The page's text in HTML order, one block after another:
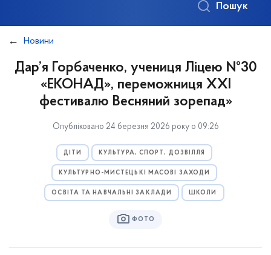
Пошук
Новини
Дар’я Горбаченко, учениця Ліцею №30
«ЕКОНАД», переможниця XXI
фестивалю Весняний зорепад»
Опубліковано 24 березня 2026 року о 09:26
ДІТИ КУЛЬТУРА, СПОРТ, ДОЗВІЛЛЯ
КУЛЬТУРНО-МИСТЕЦЬКІ МАСОВІ ЗАХОДИ
ОСВІТА ТА НАВЧАЛЬНІ ЗАКЛАДИ ШКОЛИ
ФОТО